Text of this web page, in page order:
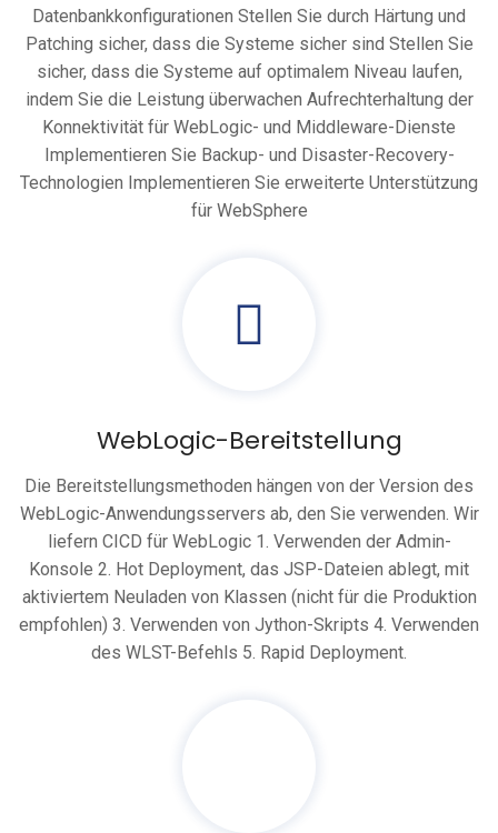
Datenbankkonfigurationen Stellen Sie durch Härtung und
Patching sicher, dass die Systeme sicher sind Stellen Sie
sicher, dass die Systeme auf optimalem Niveau laufen,
indem Sie die Leistung überwachen Aufrechterhaltung der
Konnektivität für WebLogic- und Middleware-Dienste
Implementieren Sie Backup- und Disaster-Recovery-
Technologien Implementieren Sie erweiterte Unterstützung
für WebSphere
WebLogic-Bereitstellung
Die Bereitstellungsmethoden hängen von der Version des
WebLogic-Anwendungsservers ab, den Sie verwenden. Wir
liefern CICD für WebLogic 1. Verwenden der Admin-
Konsole 2. Hot Deployment, das JSP-Dateien ablegt, mit
aktiviertem Neuladen von Klassen (nicht für die Produktion
empfohlen) 3. Verwenden von Jython-Skripts 4. Verwenden
des WLST-Befehls 5. Rapid Deployment.